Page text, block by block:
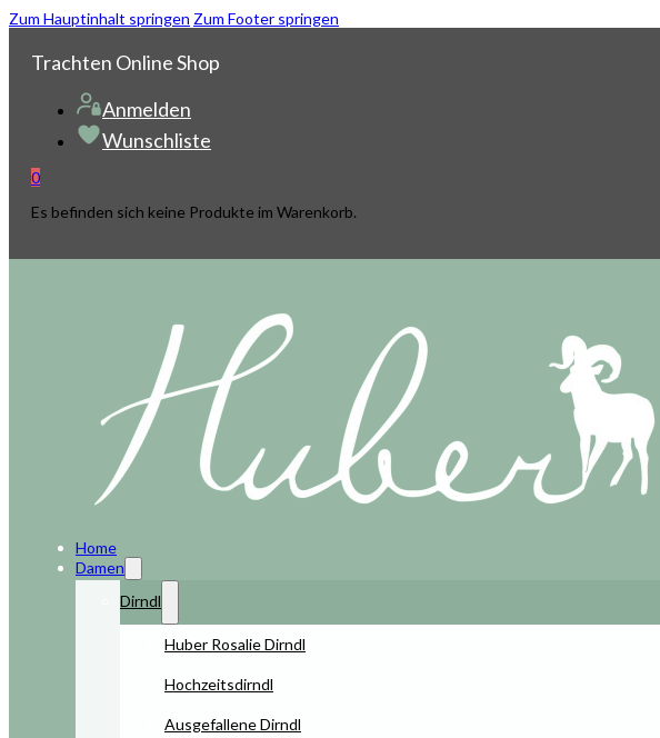
Zum Hauptinhalt springen Zum Footer springen
Trachten Online Shop
Anmelden
Wunschliste
0
Es befinden sich keine Produkte im Warenkorb.
Home
Damen
Dirndl
Huber Rosalie Dirndl
Hochzeitsdirndl
Ausgefallene Dirndl